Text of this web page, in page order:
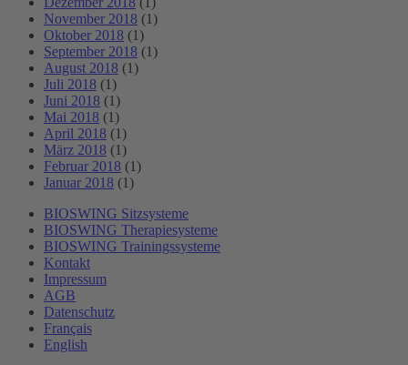
November 2018 (1)
Oktober 2018 (1)
September 2018 (1)
August 2018 (1)
Juli 2018 (1)
Juni 2018 (1)
Mai 2018 (1)
April 2018 (1)
März 2018 (1)
Februar 2018 (1)
Januar 2018 (1)
BIOSWING Sitzsysteme
BIOSWING Therapiesysteme
BIOSWING Trainingssysteme
Kontakt
Impressum
AGB
Datenschutz
Français
English